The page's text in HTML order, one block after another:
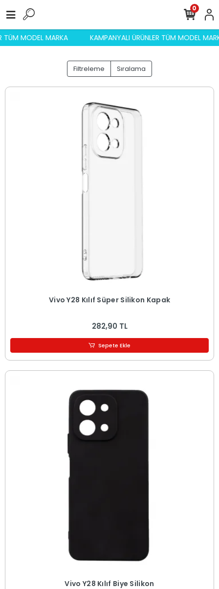
TÜM MODEL MARKA KAMPANYALI ÜRÜNLER TÜM MODEL
0
Filtreleme Sıralama
Vivo Y28 Kılıf Süper Silikon Kapak
282,90 TL
Sepete Ekle
Vivo Y28 Kılıf Biye Silikon